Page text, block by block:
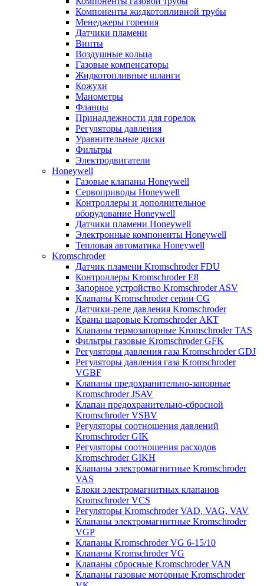
Компоненты жидкотопливной трубы
Менеджеры горения
Датчики пламени
Винты
Воздушные кольца
Газовые компенсаторы
Жидкотопливные шланги
Кожухи
Манометры
Фланцы
Принадлежности для горелок
Регуляторы давления
Уравнительные диски
Фильтры
Электродвигатели
Honeywell
Газовые клапаны Honeywell
Сервоприводы Honeywell
Контроллеры и дополнительное
оборудование Honeywell
Датчики пламени Honeywell
Электронные компоненты Honeywell
Тепловая автоматика Honeywell
Kromschroder
Датчик пламени Kromschroder FDU
Контроллеры Kromschroder E8
Запорное устройство Kromschroder ASV
Клапаны Kromschroder серии CG
Датчики-реле давления Kromschroder
Краны шаровые Kromschroder АКТ
Клапаны термозапорные Kromschroder TAS
Фильтры газовые Kromschroder GFK
Регуляторы давления газа Kromschroder GDJ
Регуляторы давления газа Kromschroder
VGBF
Клапаны предохранительно-запорные
Kromschroder JSAV
Клапан предохранительно-сбросной
Kromschroder VSBV
Регуляторы соотношения давлений
Kromschroder GIK
Регуляторы соотношения расходов
Kromschroder GIKH
Клапаны электромагнитные Kromschroder
VAS
Блоки электромагнитных клапанов
Kromschroder VCS
Регуляторы Kromschroder VAD, VAG, VAV
Клапаны электромагнитные Kromschroder
VGP
Клапаны Kromschroder VG 6-15/10
Клапаны Kromschroder VG
Клапаны сбросные Kromschroder VAN
Клапаны газовые моторные Kromschroder